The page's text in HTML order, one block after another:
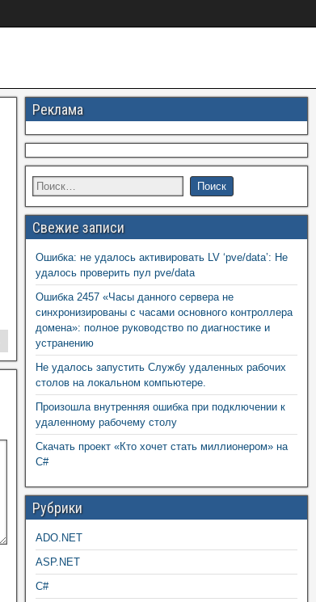
Реклама
Свежие записи
Ошибка: не удалось активировать LV ‘pve/data’: Не
удалось проверить пул pve/data
Ошибка 2457 «Часы данного сервера не
синхронизированы с часами основного контроллера
домена»: полное руководство по диагностике и
устранению
Не удалось запустить Службу удаленных рабочих
столов на локальном компьютере.
Произошла внутренняя ошибка при подключении к
удаленному рабочему столу
Скачать проект «Кто хочет стать миллионером» на
C#
Рубрики
ADO.NET
ASP.NET
C#